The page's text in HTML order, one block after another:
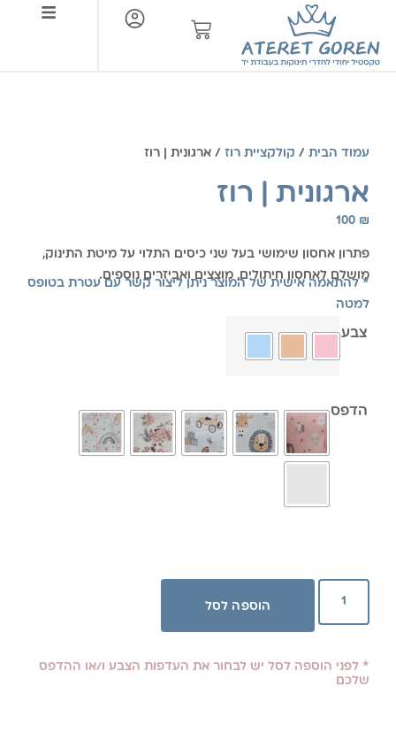
עמוד הבית / קולקציית רוז / ארגונית | רוז
ארגונית | רוז
100 ₪
פתרון אחסון שימושי בעל שני כיסים התלוי על מיטת התינוק,
מושלם לאחסון חיתולים, מוצצים ואביזרים נוספים.
* להתאמה אישית של המוצר ניתן ליצור קשר עם עטרת בטופס
למטה
צבע
הדפס
הוספה לסל
* לפני הוספה לסל יש לבחור את העדפות הצבע ו/או ההדפס
שלכם